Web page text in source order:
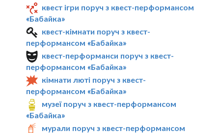
квест ігри поруч з квест-перформансом
«Бабайка»
квест-кімнати поруч з квест-
перформансом «Бабайка»
квест-перформанси поруч з квест-
перформансом «Бабайка»
кімнати люті поруч з квест-
перформансом «Бабайка»
музеї поруч з квест-перформансом
«Бабайка»
мурали поруч з квест-перформансом